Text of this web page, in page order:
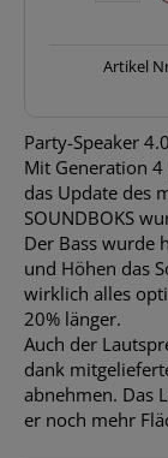
Artikel
Party-Speaker 4.0
Mit Generation
das Update des
SOUNDBOKS
Der Bass wurde
und Höhen das
wirklich alles
20% länger.
Auch der
dank
abnehmen. Das
er noch mehr